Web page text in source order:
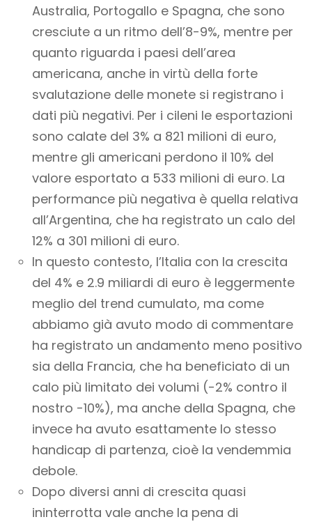
Australia, Portogallo e Spagna, che sono
cresciute a un ritmo dell’8-9%, mentre per
quanto riguarda i paesi dell’area
americana, anche in virtù della forte
svalutazione delle monete si registrano i
dati più negativi. Per i cileni le esportazioni
sono calate del 3% a 821 milioni di euro,
mentre gli americani perdono il 10% del
valore esportato a 533 milioni di euro. La
performance più negativa è quella relativa
all’Argentina, che ha registrato un calo del
12% a 301 milioni di euro.
In questo contesto, l’Italia con la crescita
del 4% e 2.9 miliardi di euro è leggermente
meglio del trend cumulato, ma come
abbiamo già avuto modo di commentare
ha registrato un andamento meno positivo
sia della Francia, che ha beneficiato di un
calo più limitato dei volumi (-2% contro il
nostro -10%), ma anche della Spagna, che
invece ha avuto esattamente lo stesso
handicap di partenza, cioè la vendemmia
debole.
Dopo diversi anni di crescita quasi
ininterrotta vale anche la pena di